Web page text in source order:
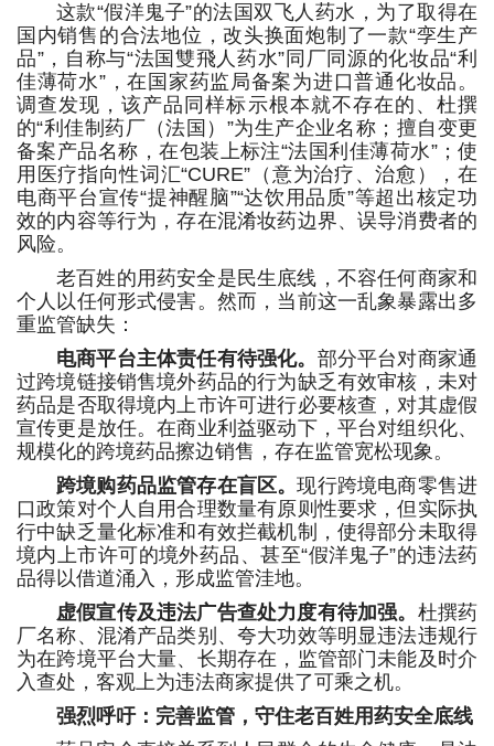
这款“假洋鬼子”的法国双飞人药水，为了取得在
国内销售的合法地位，改头换面炮制了一款“孪生产
品”，自称与“法国雙飛人药水”同厂同源的化妆品“利
佳薄荷水”，在国家药监局备案为进口普通化妆品。
调查发现，该产品同样标示根本就不存在的、杜撰
的“利佳制药厂（法国）”为生产企业名称；擅自变更
备案产品名称，在包装上标注“法国利佳薄荷水”；使
用医疗指向性词汇“CURE”（意为治疗、治愈），在
电商平台宣传“提神醒脑”“达饮用品质”等超出核定功
效的内容等行为，存在混淆妆药边界、误导消费者的
风险。
老百姓的用药安全是民生底线，不容任何商家和
个人以任何形式侵害。然而，当前这一乱象暴露出多
重监管缺失：
电商平台主体责任有待强化。 部分平台对商家通
过跨境链接销售境外药品的行为缺乏有效审核，未对
药品是否取得境内上市许可进行必要核查，对其虚假
宣传更是放任。在商业利益驱动下，平台对组织化、
规模化的跨境药品擦边销售，存在监管宽松现象。
跨境购药品监管存在盲区。现行跨境电商零售进
口政策对个人自用合理数量有原则性要求，但实际执
行中缺乏量化标准和有效拦截机制，使得部分未取得
境内上市许可的境外药品、甚至“假洋鬼子”的违法药
品得以借道涌入，形成监管洼地。
虚假宣传及违法广告查处力度有待加强。 杜撰药
厂名称、混淆产品类别、夸大功效等明显违法违规行
为在跨境平台大量、长期存在，监管部门未能及时介
入查处，客观上为违法商家提供了可乘之机。
强烈呼吁：完善监管，守住老百姓用药安全底线